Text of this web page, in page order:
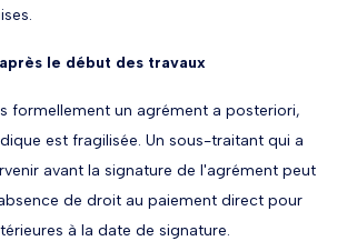
le début des travaux
formellement un agrément a posteriori,
est fragilisée. Un sous-traitant qui a
avant la signature de l'agrément peut
de droit au paiement direct pour
à la date de signature.